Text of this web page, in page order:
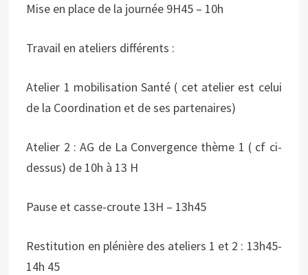
Mise en place de la journée 9H45 – 10h
Travail en ateliers différents :
Atelier 1 mobilisation Santé ( cet atelier est celui
de la Coordination et de ses partenaires)
Atelier 2 : AG de La Convergence thème 1 ( cf ci-
dessus) de 10h à 13 H
Pause et casse-croute 13H – 13h45
Restitution en plénière des ateliers 1 et 2 : 13h45-
14h 45